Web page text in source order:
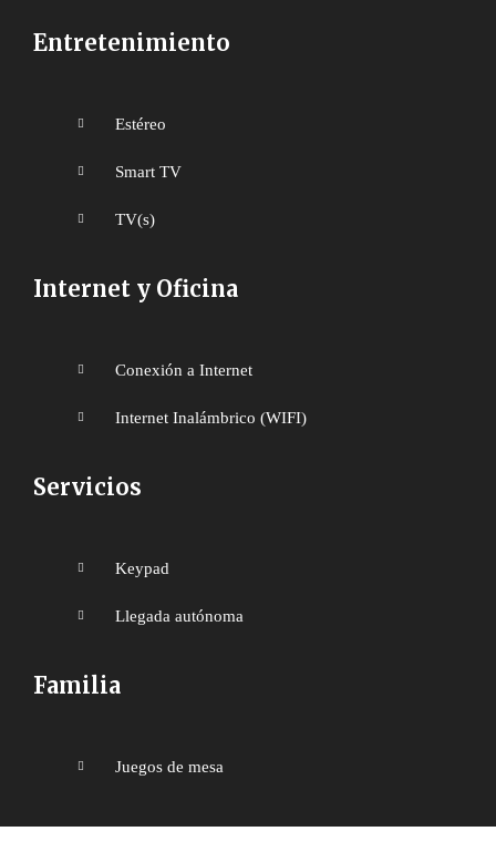
Entretenimiento
Estéreo
Smart TV
TV(s)
Internet y Oficina
Conexión a Internet
Internet Inalámbrico (WIFI)
Servicios
Keypad
Llegada autónoma
Familia
Juegos de mesa